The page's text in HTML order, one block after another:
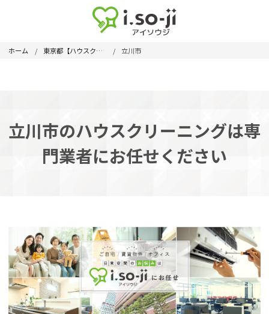
ホーム 東京都【ハウスクリーニング】 立川市
立川市のハウスクリーニングは専
門業者にお任せください